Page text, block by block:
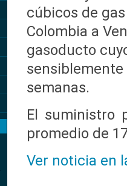
cúbicos de
Colombia a
gasoducto
semanas.
El suministro
promedio de
Ver noticia en